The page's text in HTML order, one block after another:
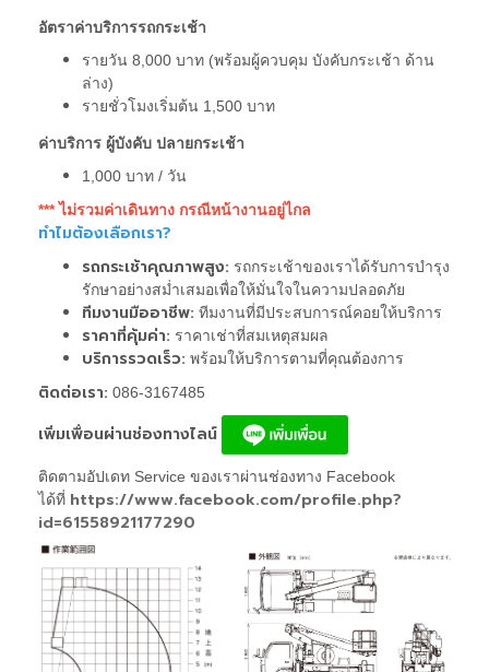
อัตราค่าบริการรถกระเช้า
รายวัน 8,000 บาท (พร้อมผู้ควบคุม บังคับกระเช้า ด้าน
ล่าง)
รายชั่วโมงเริ่มต้น 1,500 บาท
ค่าบริการ ผู้บังคับ ปลายกระเช้า
1,000 บาท / วัน
*** ไม่รวมค่าเดินทาง กรณีหน้างานอยู่ไกล
ทำไมต้องเลือกเรา?
รถกระเช้าคุณภาพสูง: รถกระเช้าของเราได้รับการบำรุง
รักษาอย่างสม่ำเสมอเพื่อให้มั่นใจในความปลอดภัย
ทีมงานมืออาชีพ: ทีมงานที่มีประสบการณ์คอยให้บริการ
ราคาที่คุ้มค่า: ราคาเช่าที่สมเหตุสมผล
บริการรวดเร็ว: พร้อมให้บริการตามที่คุณต้องการ
ติดต่อเรา: 086-3167485
เพิ่มเพื่อนผ่านช่องทางไลน์
ติดตามอัปเดท Service ของเราผ่านช่องทาง Facebook
ได้ที่ https://www.facebook.com/profile.php?
id=61558921177290